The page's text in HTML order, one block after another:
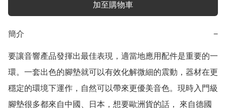
加至購物車
簡介 −
要讓音響產品發揮出最佳表現，適當地應用配件是重要的一
環。一套出色的腳墊就可以有效化解微細的震動，器材在更
穩定的環境下運作，自然可以帶來更優美音色。現時入門級
腳墊很多都來自中國、日本，想要歐洲貨的話， 來自德國